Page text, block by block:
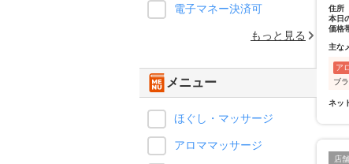
住所
本日
価格
主な
ア
ブ
ネッ
店
電子マネー決済可
もっと見る
メニュー
ほぐし・マッサージ
アロママッサージ